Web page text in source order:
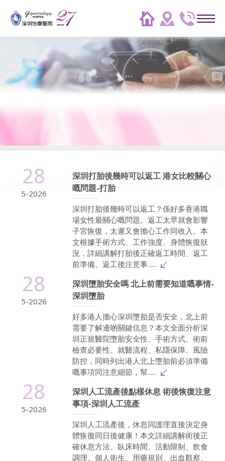
28
5-2026
深圳打胎後幾時可以返工 港女比較關心
嘅問題-打胎
深圳打胎後幾時可以返工？係好多香港職
場女性最關心嘅問題。返工太早就會影響
子宮恢復，太遲又會擔心工作同收入。本
文根據手術方式、工作強度、身體恢復狀
況，詳細講解打胎後正確返工時間、返工
前準備、返工後注意事......
28
5-2026
深圳墮胎安全嗎 北上前需要知道嘅事情-
深圳墮胎
好多港人擔心深圳墮胎是否安全，北上前
需要了解邊啲關鍵信息？本文全面分析深
圳正規醫院墮胎安全性、手術方式、術前
檢查必要性、就醫流程、私隱保障、風險
防控，同時列出港人北上墮胎前必須準備
嘅事項同注意細節，幫......
28
5-2026
深圳人工流產後點樣休息 術後恢復注意
事項-深圳人工流產
深圳人工流產後，休息同護理直接決定身
體恢復同日後健康！本文詳細講解術後正
確休息方法、臥床時間、活動限制、飲食
調理、個人衛生、用藥規則、出血觀察、